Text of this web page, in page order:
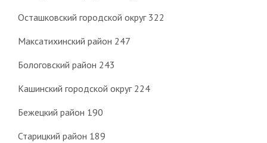
Осташковский городской округ 322
Максатихинский район 247
Бологовский район 243
Кашинский городской округ 224
Бежецкий район 190
Старицкий район 189